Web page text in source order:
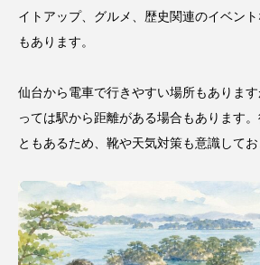
イトアップ、グルメ、歴史関連のイベン
もあります。
仙台から電車で行きやすい場所もありま
っては駅から距離がある場合もあります
ともあるため、靴や天気対策も意識してお